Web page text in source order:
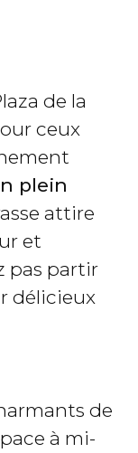
de la
ceux
plein
attire
et
pas partir
délicieux
de
à mi-